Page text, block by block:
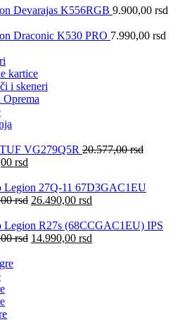
Devarajas K556RGB 9.900,00 rsd
Draconic K530 PRO 7.990,00 rsd
kartice
i skeneri
Oprema
VG279Q5R 20.577,00rsd
rsd
Legion 27Q-11 67D3GAC1EU
rsd 26.490,00 rsd
Legion R27s (68CCGAC1EU) IPS
rsd 14.990,00 rsd